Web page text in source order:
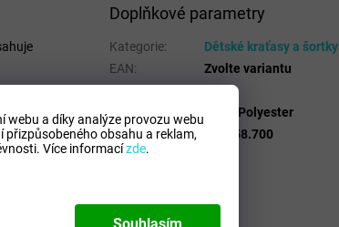
webu a díky analýze provozu webu
přizpůsobeného obsahu a reklam,
Více informacízde.
Souhlasím
Doplňkové parametry
Kategorie:
Dětské kraťasy a šortky
EAN:
Zvolte variantu
100% Polyester
Modelo: 101958.700